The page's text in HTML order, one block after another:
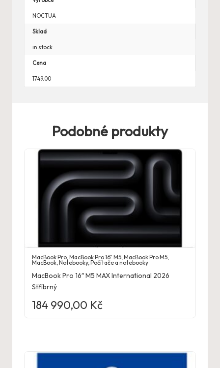
NOCTUA
Sklad
in stock
Cena
1749.00
Podobné produkty
MacBook Pro,MacBook Pro 16" M5,MacBook Pro M5,
MacBook,Notebooky,Počítače a notebooky
MacBook Pro 16″ M5 MAX International 2026
Stříbrný
184 990,00 Kč